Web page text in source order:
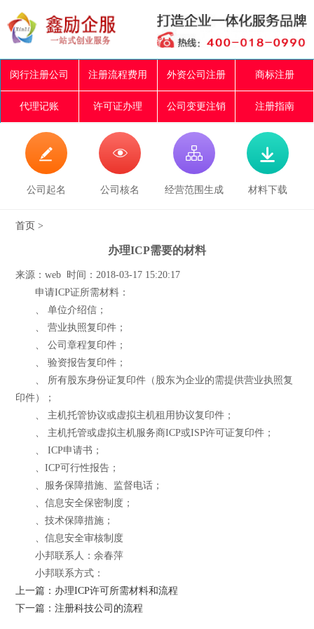
闵行注册公司 注册流程费用 外资公司注册 商标注册
代理记账 许可证办理 公司变更注销 注册指南

公司起名

公司核名

经营范围生成

材料下载
首页 >
办理ICP需要的材料
来源：web 时间：2018-03-17 15:20:17
申请ICP证所需材料：
、 单位介绍信；
、 营业执照复印件；
、 公司章程复印件；
、 验资报告复印件；
、 所有股东身份证复印件（股东为企业的需提供营业执照复
印件）；
、 主机托管协议或虚拟主机租用协议复印件；
、 主机托管或虚拟主机服务商ICP或ISP许可证复印件；
、 ICP申请书；
、ICP可行性报告；
、服务保障措施、监督电话；
、信息安全保密制度；
、技术保障措施；
、信息安全审核制度
小邦联系人：余春萍
小邦联系方式：
上一篇：办理ICP许可所需材料和流程
下一篇：注册科技公司的流程